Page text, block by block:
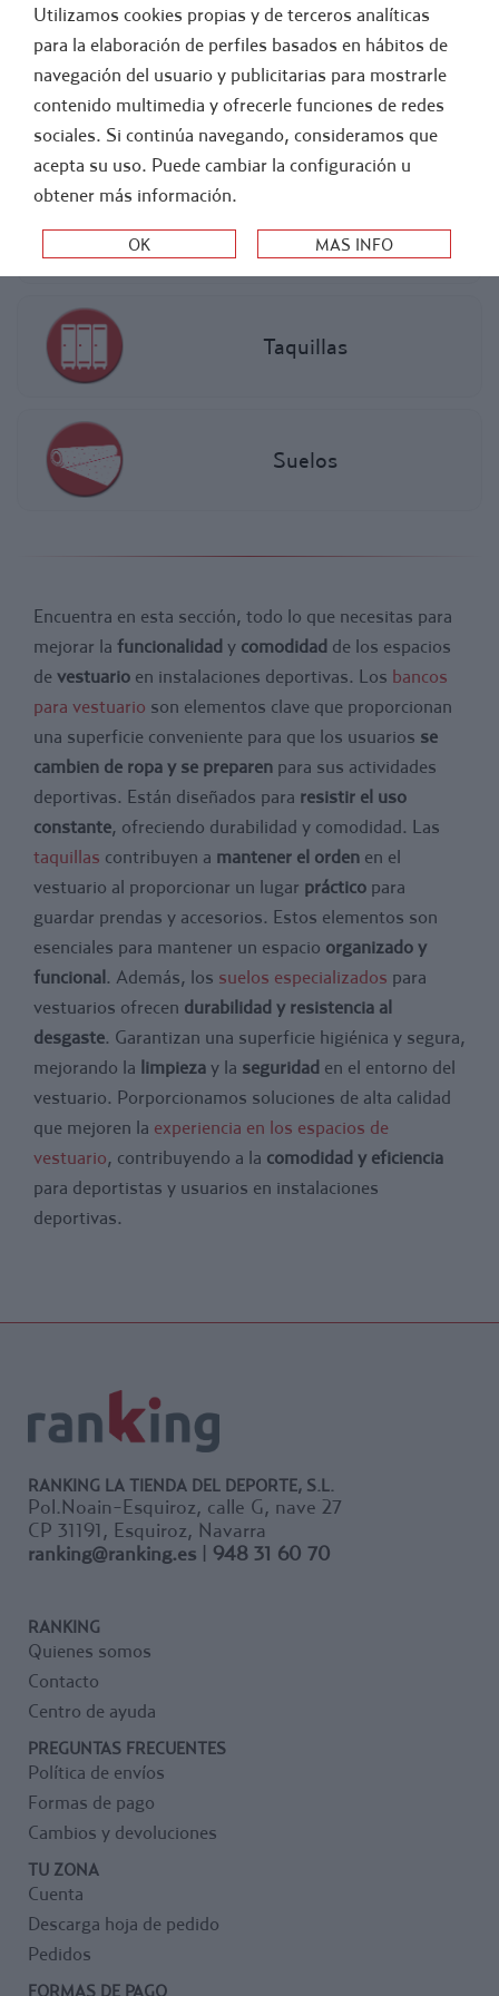
- INSTALACIONES
VESTUARIO
Bancos y Percheros
Taquillas
Suelos
Encuentra en esta sección, todo lo que necesitas para
mejorar la funcionalidad y comodidad de los espacios
de vestuario en instalaciones deportivas. Los bancos
para vestuario son elementos clave que proporcionan
una superficie conveniente para que los usuarios se
cambien de ropa y se preparen para sus actividades
deportivas. Están diseñados para resistir el uso
constante, ofreciendo durabilidad y comodidad. Las
taquillas contribuyen a mantener el orden en el
vestuario al proporcionar un lugar práctico para
guardar prendas y accesorios. Estos elementos son
esenciales para mantener un espacio organizado y
funcional. Además, los suelos especializados para
vestuarios ofrecen durabilidad y resistencia al
desgaste. Garantizan una superficie higiénica y segura,
mejorando la limpieza y la seguridad en el entorno del
vestuario. Porporcionamos soluciones de alta calidad
que mejoren la experiencia en los espacios de
vestuario, contribuyendo a la comodidad y eficiencia
para deportistas y usuarios en instalaciones
deportivas.
RANKING LA TIENDA DEL DEPORTE, S.L.
Pol.Noain-Esquiroz, calle G, nave 27
CP 31191, Esquiroz, Navarra
ranking@ranking.es | 948 31 60 70
RANKING
Quienes somos
Contacto
Centro de ayuda
PREGUNTAS FRECUENTES
Política de envíos
Formas de pago
Cambios y devoluciones
TU ZONA
Cuenta
Descarga hoja de pedido
Pedidos
FORMAS DE PAGO
Utilizamos cookies propias y de terceros analíticas
para la elaboración de perfiles basados en hábitos de
navegación del usuario y publicitarias para mostrarle
contenido multimedia y ofrecerle funciones de redes
sociales. Si continúa navegando, consideramos que
acepta su uso. Puede cambiar la configuración u
obtener más información.